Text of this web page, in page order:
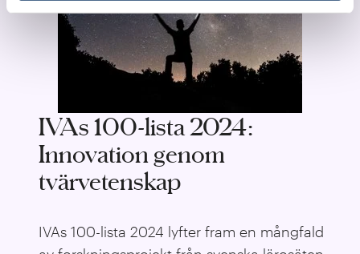
IVAs 100-lista 2024:
Innovation genom
tvärvetenskap
IVAs 100-lista 2024 lyfter fram en mångfald